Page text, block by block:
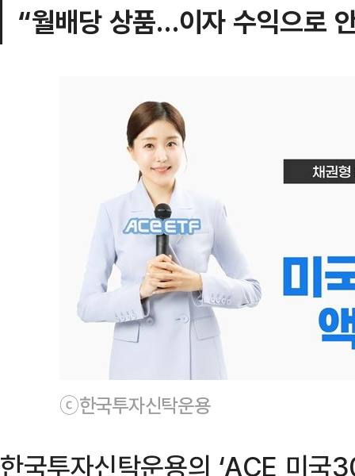
“월배당 상품…이자 수익으로
ⓒ한국투자신탁운용
한국투자신탁운용의 ‘ACE 미국